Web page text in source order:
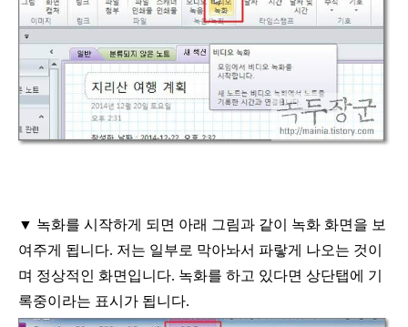
▼ 녹화를 시작하게 되면 아래 그림과 같이 녹화 화면을 보
여주게 됩니다. 저는 일부로 막아놔서 파랗게 나오는 것이
며 정상적인 화면입니다. 녹화를 하고 있다면 상단탭에 기
록중이라는 표시가 됩니다.